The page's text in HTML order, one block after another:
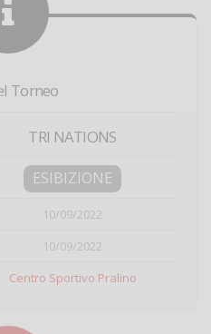
Torneo
TRI NATIONS
ESIBIZIONE
10/09/2022
10/09/2022
Centro Sportivo Pralino